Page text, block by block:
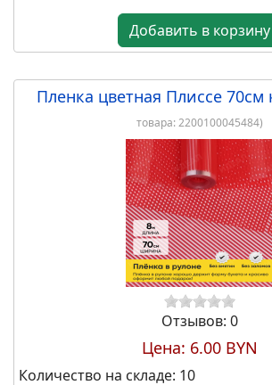
2.00 BYN
Количество на складе:10
Добавить в корзину
Пленка цветная Плиссе 70см
товара:2200100045484)
Отзывов: 0
Цена:6.00 BYN